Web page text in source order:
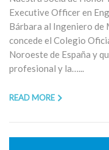
Executive Officer en
Bárbara al Ingeniero de
concede el Colegio
Noroeste de España y
profesional y la…...
READ MORE